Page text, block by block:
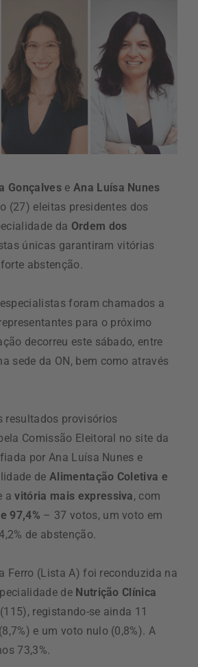
Gonçalvese Ana Luísa Nunes
(27) eleitas presidentes dos
da Ordem dos
únicas garantiram vitórias
abstenção.
foram chamados a
para o próximo
decorreu este sábado, entre
sede da ON, bem como através
resultados provisórios
Comissão Eleitoral no site da
por Ana Luísa Nunes e
de Alimentação Coletiva e
avitória mais expressiva, com
97,4% – 37 votos, um voto em
de abstenção.
Ferro (Lista A) foi reconduzida na
de Nutrição Clínica
registando-se ainda 11
e um voto nulo (0,8%). A
73,3%.